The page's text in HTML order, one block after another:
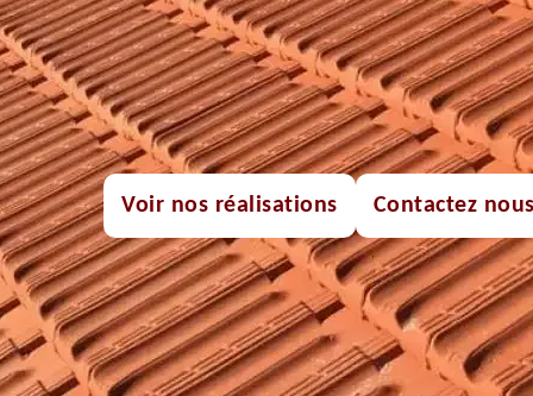
Voir nos réalisations Contactez nous